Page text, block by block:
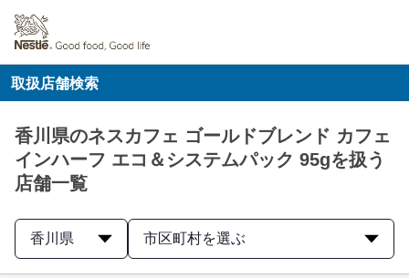
取扱店舗検索
香川県のネスカフェ ゴールドブレンド カフェ
インハーフ エコ＆システムパック 95gを扱う
店舗一覧
香川県 市区町村を選ぶ